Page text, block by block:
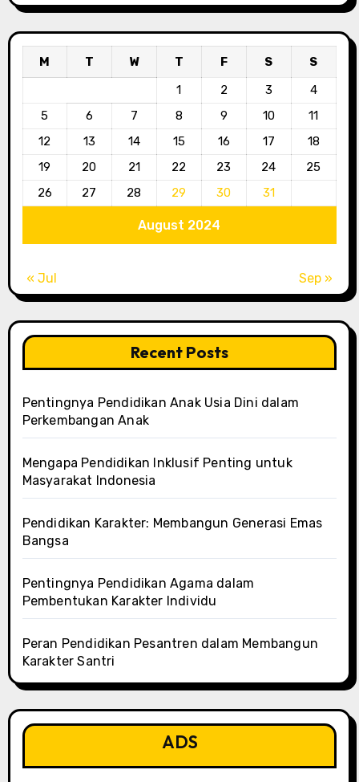
August 2024
M T W T F S
S
1
2 3
4
5
6 7 8 9 10
11
12
13 14 15 16 17
18
19
20 21 22 23 24
25
26
27 28 29 30 31
« Jul Sep »
Recent Posts
Pentingnya Pendidikan Anak Usia Dini dalam
Perkembangan Anak
Mengapa Pendidikan Inklusif Penting untuk
Masyarakat Indonesia
Pendidikan Karakter: Membangun Generasi Emas
Bangsa
Pentingnya Pendidikan Agama dalam
Pembentukan Karakter Individu
Peran Pendidikan Pesantren dalam Membangun
Karakter Santri
ADS